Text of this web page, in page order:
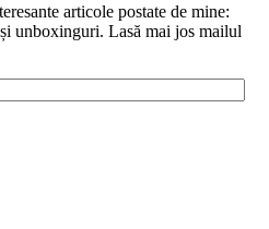
articole postate de mine:
unboxinguri. Lasă mai jos mailul